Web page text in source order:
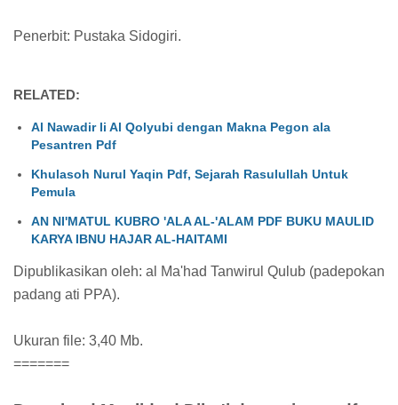
Penerbit: Pustaka Sidogiri.
RELATED:
Al Nawadir li Al Qolyubi dengan Makna Pegon ala
Pesantren Pdf
Khulasoh Nurul Yaqin Pdf, Sejarah Rasulullah Untuk
Pemula
AN NI'MATUL KUBRO 'ALA AL-'ALAM PDF BUKU MAULID
KARYA IBNU HAJAR AL-HAITAMI
Dipublikasikan oleh: al Ma'had Tanwirul Qulub (padepokan
padang ati PPA).
Ukuran file: 3,40 Mb.
=======